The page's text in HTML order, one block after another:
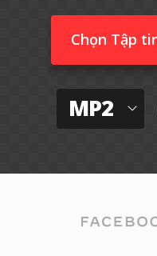
Chọn Tập
MP2